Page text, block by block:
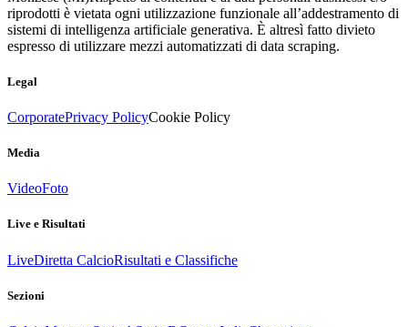
riprodotti è vietata ogni utilizzazione funzionale all’addestramento di
sistemi di intelligenza artificiale generativa. È altresì fatto divieto
espresso di utilizzare mezzi automatizzati di data scraping.
Legal
CorporatePrivacy PolicyCookie Policy
Media
VideoFoto
Live e Risultati
LiveDiretta CalcioRisultati e Classifiche
Sezioni